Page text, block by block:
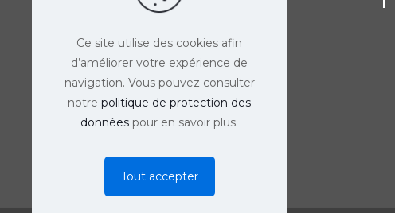
Ce site utilise des cookies afin
d’améliorer votre expérience de
navigation. Vous pouvez consulter
notre politique de protection des
données pour en savoir plus.
Tout accepter